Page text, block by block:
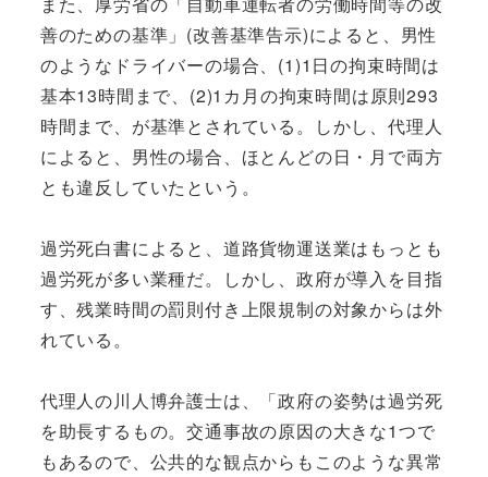
善のための基準」(改善基準告示)によると、男性
のようなドライバーの場合、(1)1日の拘束時間は
基本13時間まで、(2)1カ月の拘束時間は原則293
時間まで、が基準とされている。しかし、代理人
によると、男性の場合、ほとんどの日・月で両方
とも違反していたという。
過労死白書によると、道路貨物運送業はもっとも
過労死が多い業種だ。しかし、政府が導入を目指
す、残業時間の罰則付き上限規制の対象からは外
れている。
代理人の川人博弁護士は、「政府の姿勢は過労死
を助長するもの。交通事故の原因の大きな1つで
もあるので、公共的な観点からもこのような異常